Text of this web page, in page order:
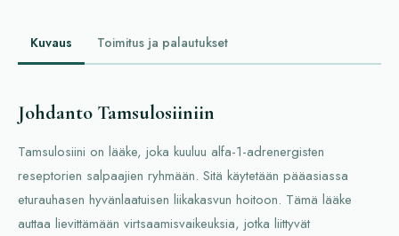
Kuvaus Toimitus ja palautukset
Johdanto Tamsulosiiniin
Tamsulosiini on lääke, joka kuuluu alfa-1-adrenergisten
reseptorien salpaajien ryhmään. Sitä käytetään pääasiassa
eturauhasen hyvänlaatuisen liikakasvun hoitoon. Tämä lääke
auttaa lievittämään virtsaamisvaikeuksia, jotka liittyvät